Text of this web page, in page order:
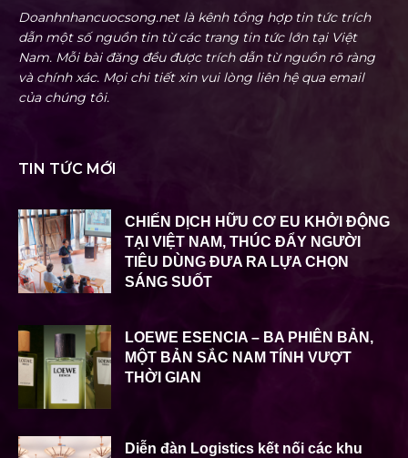
Doanhnhancuocsong.net là kênh tổng hợp tin tức trích
dẫn một số nguồn tin từ các trang tin tức lớn tại Việt
Nam. Mỗi bài đăng đều được trích dẫn từ nguồn rõ ràng
và chính xác. Mọi chi tiết xin vui lòng liên hệ qua email
của chúng tôi.
TIN TỨC MỚI
CHIẾN DỊCH HỮU CƠ EU KHỞI ĐỘNG
TẠI VIỆT NAM, THÚC ĐẨY NGƯỜI
TIÊU DÙNG ĐƯA RA LỰA CHỌN
SÁNG SUỐT
LOEWE ESENCIA – BA PHIÊN BẢN,
MỘT BẢN SẮC NAM TÍNH VƯỢT
THỜI GIAN
Diễn đàn Logistics kết nối các khu